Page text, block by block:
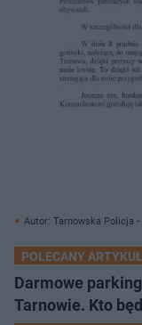
Autor: Tarnowska Policja
POLECANY
Darmowe
Tarnowie. Kto